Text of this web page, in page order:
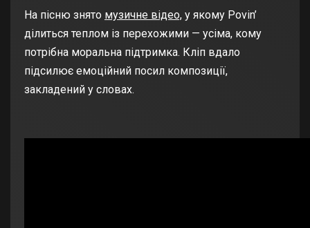
На пісню знято музичне відео, у якому Povin’
ділиться теплом із перехожими — усіма, кому
потрібна моральна підтримка. Кліп вдало
підсилює емоційний посил композиції,
закладений у словах.